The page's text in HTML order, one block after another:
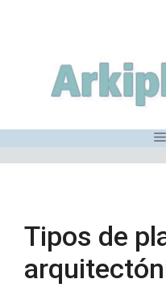
contenido
Tipos de